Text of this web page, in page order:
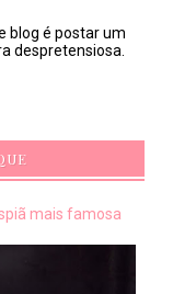
blog é postar um
despretensiosa.
mais famosa